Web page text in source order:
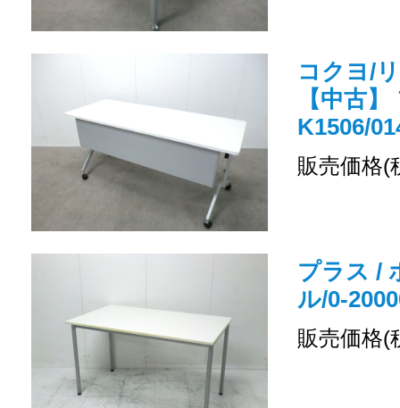
コクヨ/
【中古
K1506/
販売価格(
プラス /
ル/0-
販売価格(